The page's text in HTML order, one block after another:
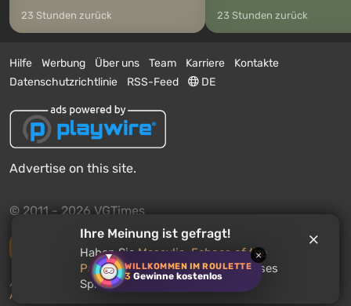
WILLKOMMEN IM ROULETTE
3 Gewinne kostenlos
×
23 Stunden zurück 23 Stunden zurück
Hilfe Werbung Über uns Team Karriere
Kontakte
Datenschutzrichtlinie
RSS-Feed DE
Advertise on this site.
© 2011 - 2026 VGTimes
Vollständige Version
Push-Benachrichtigungen über Nachrichten:
Aktivieren
Ihre Meinung ist gefragt!
Haben SieMaseylia: Echoes of the
Pastgespielt? Empfehlen Sie dieses
Spiel anderen Nutzern?